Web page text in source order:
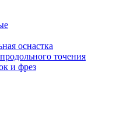
оснастка
точения
и фрез